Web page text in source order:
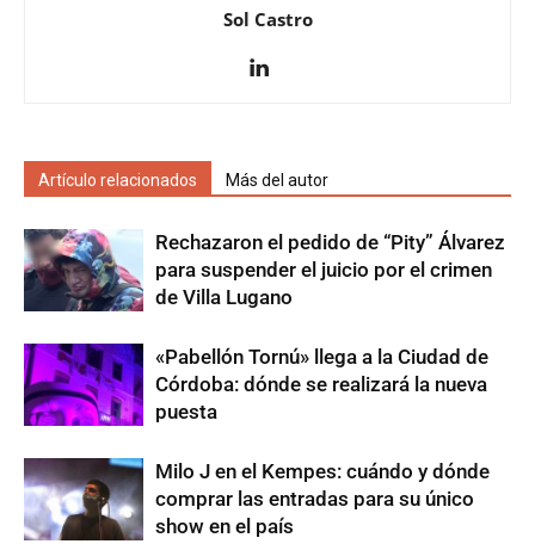
Sol Castro
Artículo relacionados Más del autor
Rechazaron el pedido de “Pity” Álvarez
para suspender el juicio por el crimen
de Villa Lugano
«Pabellón Tornú» llega a la Ciudad de
Córdoba: dónde se realizará la nueva
puesta
Milo J en el Kempes: cuándo y dónde
comprar las entradas para su único
show en el país